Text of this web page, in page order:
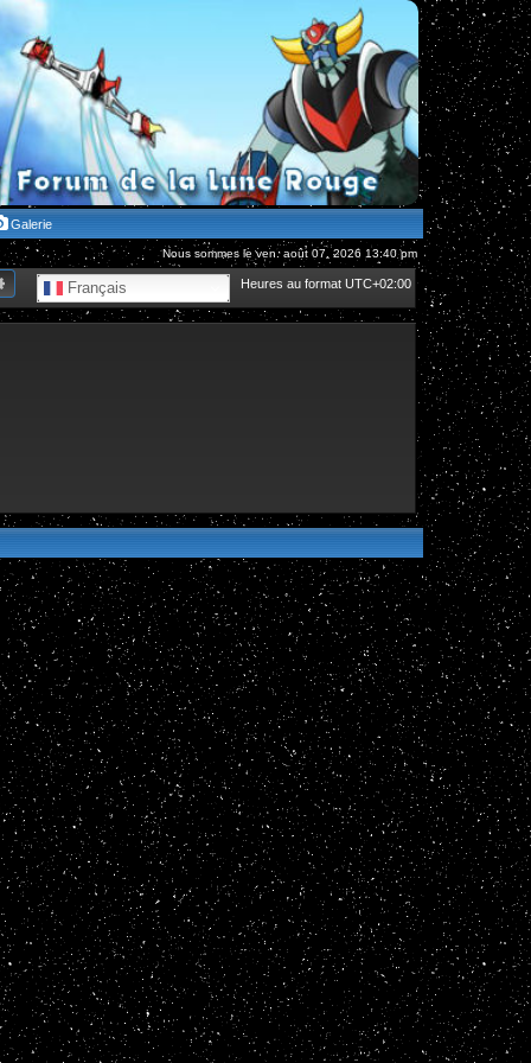
Galerie
Nous sommes le ven. août 07, 2026 13:40 pm
Heures au format UTC+02:00
Français
Recherche avancée